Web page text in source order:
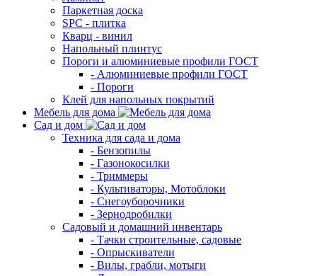
Паркетная доска
SPC - плитка
Кварц - винил
Напольный плинтус
Пороги и алюминиевые профили ГОСТ
- Алюминиевые профили ГОСТ
- Пороги
Клей для напольных покрытий
Мебель для дома
Сад и дом
Техника для сада и дома
- Бензопилы
- Газонокосилки
- Триммеры
- Культиваторы, Мотоблоки
- Снегоуборочники
- Зернодробилки
Садовый и домашний инвентарь
- Тачки строительные, садовые
- Опрыскиватели
- Вилы, грабли, мотыги